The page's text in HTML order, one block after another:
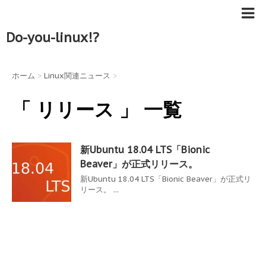
Do-you-linux!?
ホーム > Linux関連ニュース >
「 リリース 」 一覧
新Ubuntu 18.04 LTS「Bionic
Beaver」が正式リリース。
新Ubuntu 18.04 LTS「Bionic Beaver」が正式リ
リース。 ...